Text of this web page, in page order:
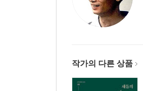
3 내 안에 있는 신성의 불꽃
소중한 참자아, 아트만
숨, 감각의 주인
불멸의 신비
작가의 다른 상품